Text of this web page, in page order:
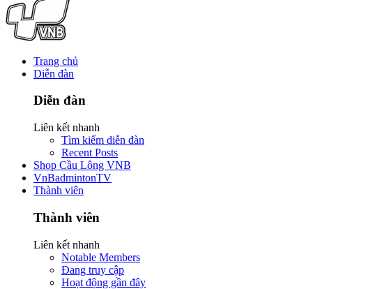
Trang chủ
Diễn đàn
Diễn đàn
Liên kết nhanh
Tìm kiếm diễn đàn
Recent Posts
Shop Cầu Lông VNB
VnBadmintonTV
Thành viên
Thành viên
Liên kết nhanh
Notable Members
Đang truy cập
Hoạt động gần đây